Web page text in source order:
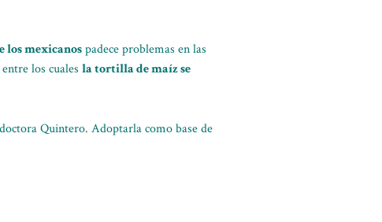
los mexicanospadece problemas en las
los cuales la tortilla de maíz se
Quintero. Adoptarla como base de